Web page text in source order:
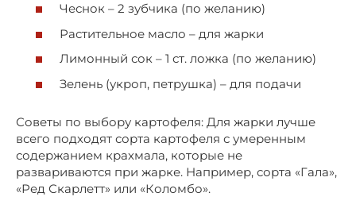
Чеснок – 2 зубчика (по желанию)
Растительное масло – для жарки
Лимонный сок – 1 ст. ложка (по желанию)
Зелень (укроп, петрушка) – для подачи
Советы по выбору картофеля: Для жарки лучше
всего подходят сорта картофеля с умеренным
содержанием крахмала, которые не
развариваются при жарке. Например, сорта «Гала»,
«Ред Скарлетт» или «Коломбо».